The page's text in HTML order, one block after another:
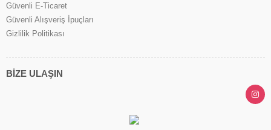
Güvenli E-Ticaret
Güvenli Alışveriş İpuçları
Gizlilik Politikası
BİZE ULAŞIN